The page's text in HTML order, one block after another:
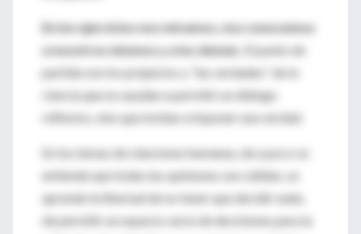
En los ejercicios nos miramos, nos conocemos
a nosotros mismos y a los demás.
El punto de
partida son los prejuicios y "las verdades" de la
ciencia que no ayudan a permitir un diálogo
reflexivo, sino que invitan a imponer una verdad.
En los temas de relaciones humanas, de a poco se
entiende que todas las opiniones son válidas, se
aprende la libertad de no tener que decidir nada,
de permitir un espacio vacío de decisiones para la